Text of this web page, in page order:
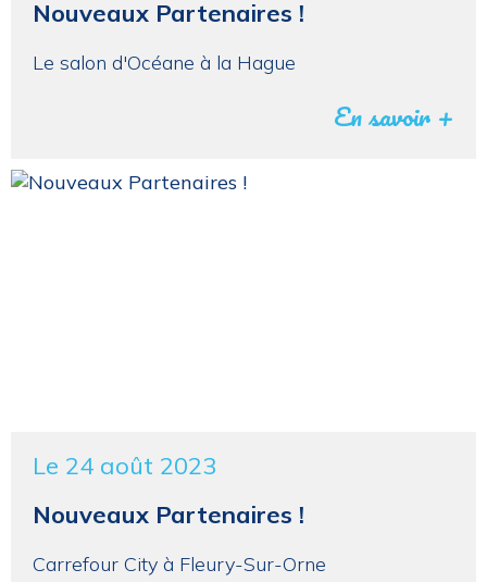
Nouveaux Partenaires !
Le salon d'Océane à la Hague
En savoir +
Le 24 août 2023
Nouveaux Partenaires !
Carrefour City à Fleury-Sur-Orne